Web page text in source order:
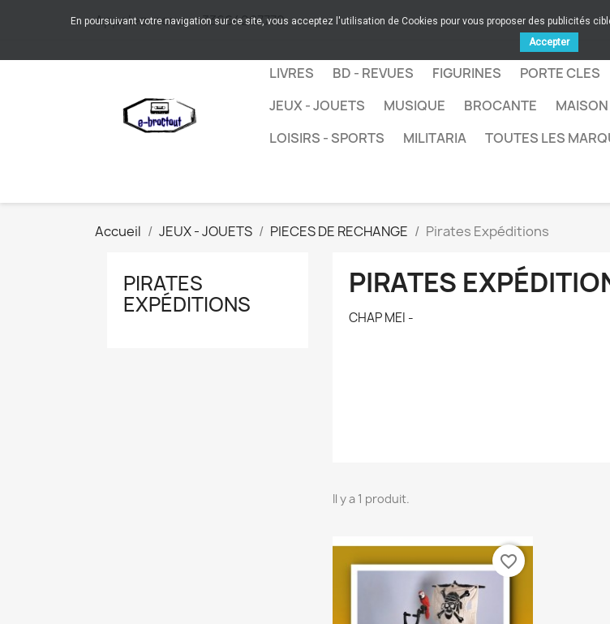
Appelez-nous :+33664267772
LIVRES BD - REVUES FIGURINES PORTE CLES
JEUX - JOUETS
MUSIQUE BROCANTE MAISON
LOISIRS - SPORTS
MILITARIA TOUTES LES
Accueil JEUX - JOUETS PIECES DE RECHANGE Pirates Expéditions
PIRATES
EXPÉDITIONS
PIRATES
CHAP MEI -
Il y a 1 produit.
favorite_border
En poursuivant votre navigation sur ce site, vous acceptez l'utilisation de Cookies pour vous proposer des publicités
Accepter